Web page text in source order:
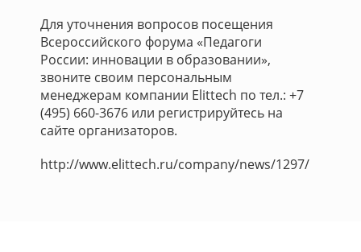
Для уточнения вопросов посещения
Всероссийского форума «Педагоги
России: инновации в образовании»,
звоните своим персональным
менеджерам компании Elittech по тел.: +7
(495) 660-3676 или регистрируйтесь на
сайте организаторов.
http://www.elittech.ru/company/news/1297/